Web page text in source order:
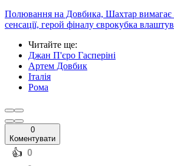
Полювання на Довбика, Шахтар вимагає
сенсації, герой фіналу єврокубка
Читайте ще:
Джан П'єро Гасперіні
Артем Довбик
Італія
Рома
0
Коментувати
️👍 0